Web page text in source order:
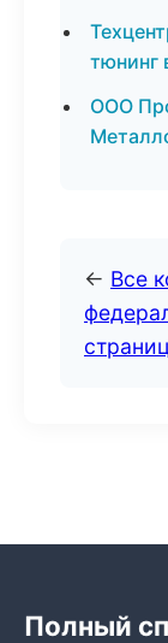
тюнинг
ООО
← Все
Полный